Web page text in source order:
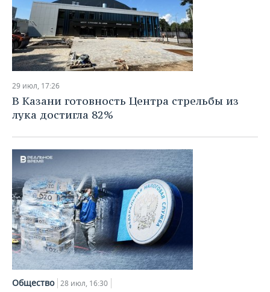
29 июл, 17:26
В Казани готовность Центра стрельбы из
лука достигла 82%
Общество 28 июл, 16:30